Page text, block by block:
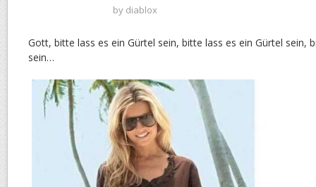
by diablox
Gott, bitte lass es ein Gürtel sein, bitte lass es ein Gürtel sein,
sein…